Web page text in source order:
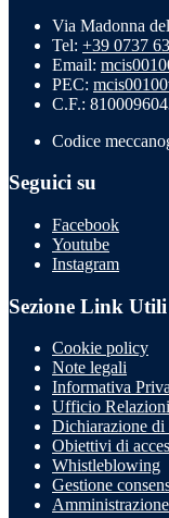
Via Madonna
Tel: +39 0737
Email:
PEC:
C.F.:
Codice
Seguici su
Facebook
Youtube
Instagram
Sezione Link Utili
Cookie policy
Note legali
Informativa
Ufficio
Dichiarazione di
Obiettivi di
Whistleblowing
Gestione